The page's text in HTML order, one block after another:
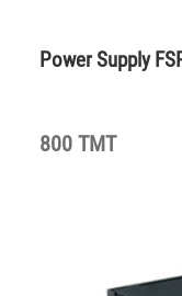
Power Supply
800 TMT